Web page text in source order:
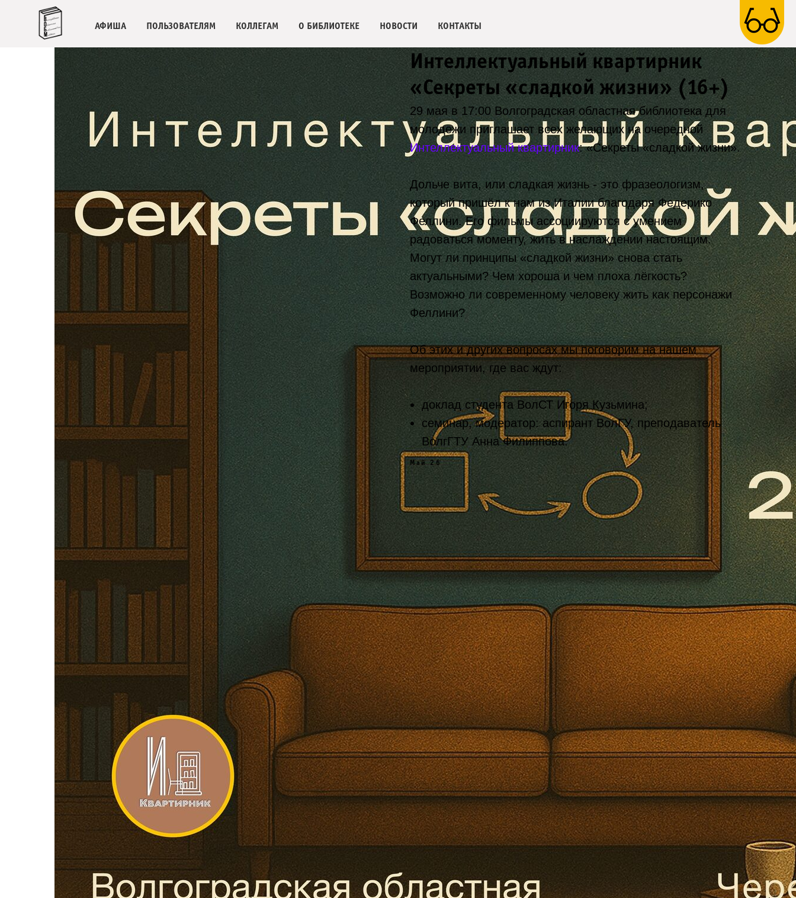
АФИША ПОЛЬЗОВАТЕЛЯМ КОЛЛЕГАМ О БИБЛИОТЕКЕ НОВОСТИ КОНТАКТЫ
Интеллектуальный квартирник
«Секреты «сладкой жизни» (16+)
29 мая в 17:00 Волгоградская областная библиотека для
молодежи приглашает всех желающих на очередной
Интеллектуальный квартирник: «Секреты «сладкой жизни».
Дольче вита, или сладкая жизнь - это фразеологизм,
который пришёл к нам из Италии благодаря Федерико
Феллини. Его фильмы ассоциируются с умением
радоваться моменту, жить в наслаждении настоящим.
Могут ли принципы «сладкой жизни» снова стать
актуальными? Чем хороша и чем плоха лёгкость?
Возможно ли современному человеку жить как персонажи
Феллини?
Об этих и других вопросах мы поговорим на нашем
мероприятии, где вас ждут:
доклад студента ВолСТ Игоря Кузьмина;
семинар, модератор: аспирант ВолГУ, преподаватель
ВолгГТУ Анна Филиппова.
Май 26